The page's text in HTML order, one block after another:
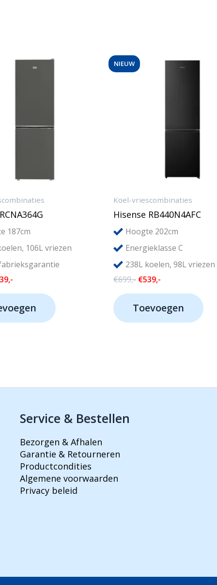
187cm
106L vriezen
.€439,-.
NIEUW
Koel-vriescombinaties
Hisense RB440N4AFC
Hoogte 202cm
Energieklasse C
238L koelen, 98L vriezen
€699,- Oorspronkelijke
€699,-.
€539,-
€539,-.
Toevoegen
Service & Bestellen
Bezorgen & Afhalen
Garantie & Retourneren
Productcondities
Algemene voorwaarden
Privacy beleid